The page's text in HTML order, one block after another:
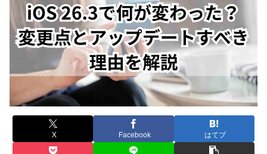
X Facebook はてブ